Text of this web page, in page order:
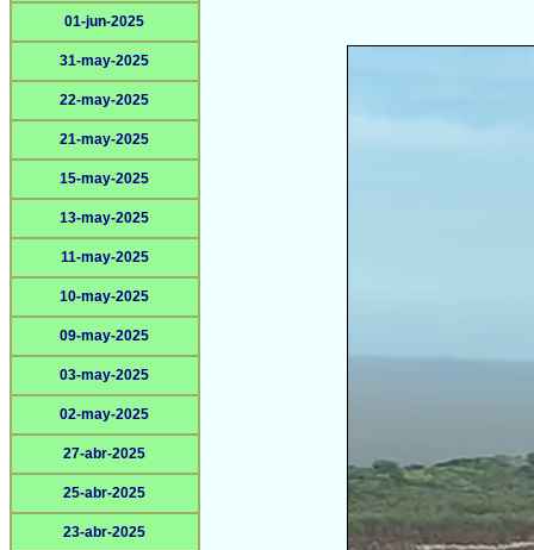
01-jun-2025
31-may-2025
22-may-2025
21-may-2025
15-may-2025
13-may-2025
11-may-2025
10-may-2025
09-may-2025
03-may-2025
02-may-2025
27-abr-2025
25-abr-2025
23-abr-2025